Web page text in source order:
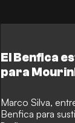
El Benfica
para
Marco Silva,
Benfica para